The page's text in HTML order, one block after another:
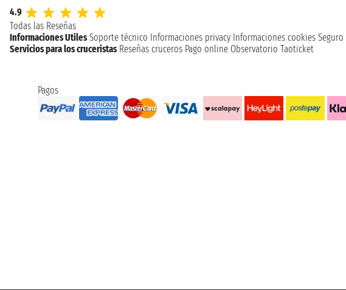
4.9
Todas las Reseñas
Informaciones Utiles Soporte técnico Informaciones privacy Informaciones cookies Seguro
Servicios para los cruceristas Reseñas cruceros Pago online Observatorio Taoticket
Pagos